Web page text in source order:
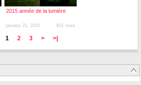
2015 année de la lumière
january 21, 2015 821 vues
1 2 3 > >|